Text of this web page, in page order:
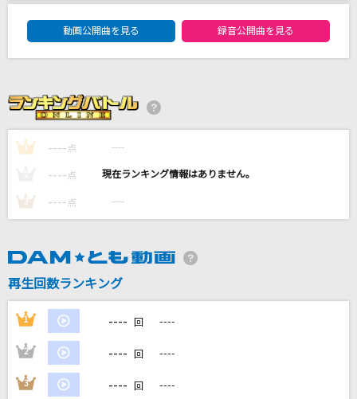
ルパン三世のテーマ
M!LK
小さな恋のうた
MONGOL800
ロメオ(ビデオクリップバージョン)
テレサ・テン
カラオケ最新情報をチェック！
DAM★ともボーカルエントリーランキング
動画公開曲を見る
録音公開曲を見る
1 ---- 点 ----
---- 点 ----
3 ---- 点 ----
再生回数ランキング
1 ---- 回 ----
2 ---- 回 ----
3 ---- 回 ----